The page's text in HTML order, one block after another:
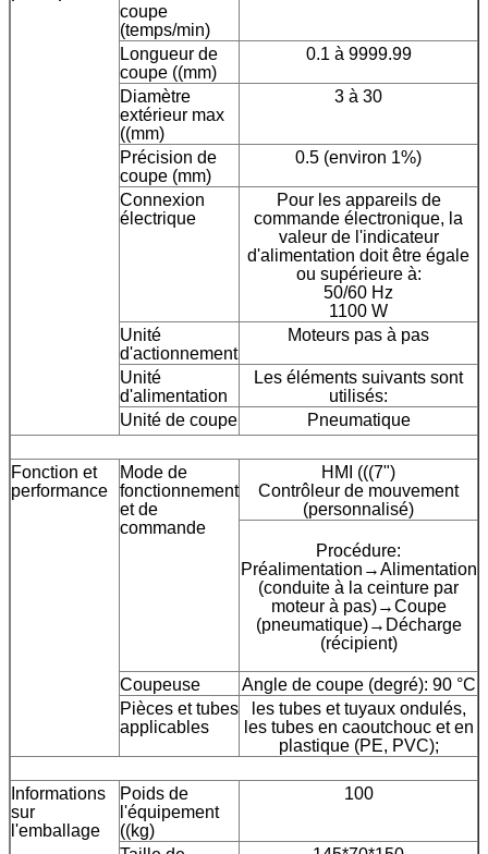
coupe
(temps/min)
Longueur de
coupe ((mm)
0.1 à 9999.99
Diamètre
extérieur max
((mm)
3 à 30
Précision de
coupe (mm)
0.5 (environ 1%)
Connexion
électrique
Pour les appareils de
commande électronique, la
valeur de l'indicateur
d'alimentation doit être égale
ou supérieure à:
50/60 Hz
1100 W
Unité
d'actionnement
Moteurs pas à pas
Unité
d'alimentation
Les éléments suivants sont
utilisés:
Unité de coupe
Pneumatique
Fonction et
performance
Mode de
fonctionnement
et de
commande
HMI (((7")
Contrôleur de mouvement
(personnalisé)
Procédure:
Préalimentation→Alimentation
(conduite à la ceinture par
moteur à pas)→Coupe
(pneumatique)→Décharge
(récipient)
Coupeuse
Angle de coupe (degré): 90 °C
Pièces et tubes
applicables
les tubes et tuyaux ondulés,
les tubes en caoutchouc et en
plastique (PE, PVC);
Informations
sur
l'emballage
Poids de
l'équipement
((kg)
100